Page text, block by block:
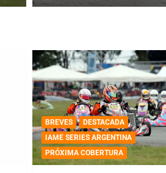
BREVES
DESTACADA
IAME SERIES ARGENTINA
PRÓXIMA COBERTURA